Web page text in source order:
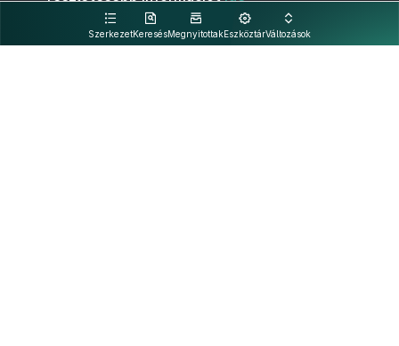
SzerkezetKeresésMegnyitottakEszköztárVáltozások
kattintva olvashat.